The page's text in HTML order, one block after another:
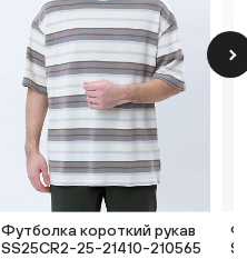
Футболка короткий рукав
SS25CR2-25-21410-210565